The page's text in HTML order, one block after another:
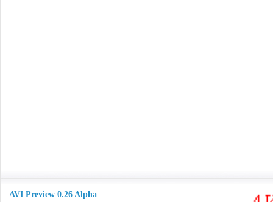
AVI Preview 0.26 Alpha